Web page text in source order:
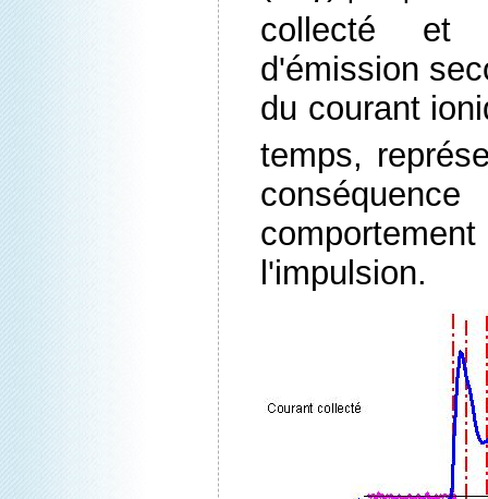
collecté et
d'émission
du courant
temps,
l'impulsion.